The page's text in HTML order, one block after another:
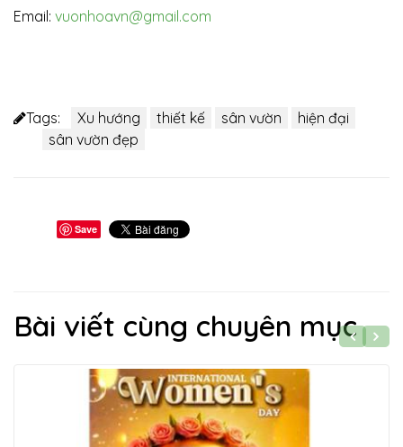
Email: vuonhoavn@gmail.com
Tags: Xu hướng thiết kế sân vườn
hiện đại
sân vườn đẹp
Save
Bài viết cùng chuyên mục